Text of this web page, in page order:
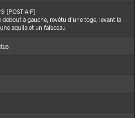
[POST·A·F]
debout à gauche, revêtu d’une toge, levant la
aquila et un faisceau